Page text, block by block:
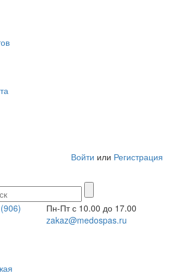
Войти или Регистрация
Пн-Пт с 10.00 до 17.00
zakaz@medospas.ru